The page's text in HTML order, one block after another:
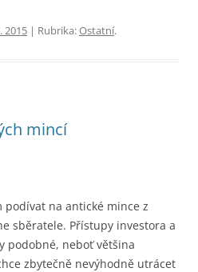
2015 | Rubrika:Ostatní.
mincí
podívat na antické mince z
sběratele. Přístupy investora a
podobné, neboť většina
zbytečně nevýhodně utrácet